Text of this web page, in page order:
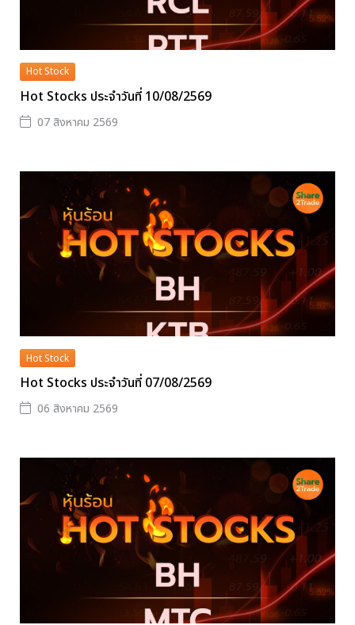
Hot Stock
Hot Stocks ประจำวันที่ 10/08/2569
07 สิงหาคม 2569
Hot Stock
Hot Stocks ประจำวันที่ 07/08/2569
06 สิงหาคม 2569